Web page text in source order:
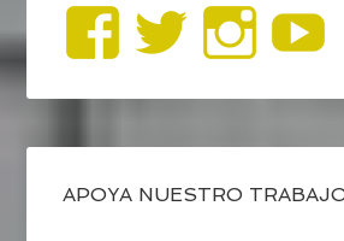
Ver
perfil
de
Ver
perfil
de
Ver
de
APOYA NUESTRO